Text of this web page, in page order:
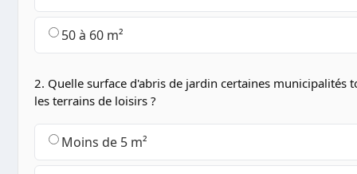
50 à 60 m²
2. Quelle surface d'abris de jardin certaines municipalités
les terrains de loisirs ?
Moins de 5 m²